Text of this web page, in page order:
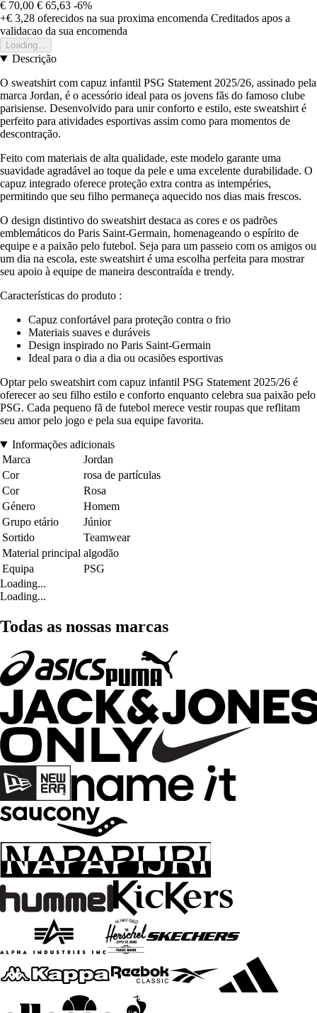
€ 70,00 € 65,63 -6%
+€ 3,28 oferecidos na sua proxima encomenda Creditados apos a
validacao da sua encomenda
Loading...
Descrição
O sweatshirt com capuz infantil PSG Statement 2025/26, assinado pela
marca Jordan, é o acessório ideal para os jovens fãs do famoso clube
parisiense. Desenvolvido para unir conforto e estilo, este sweatshirt é
perfeito para atividades esportivas assim como para momentos de
descontração.
Feito com materiais de alta qualidade, este modelo garante uma
suavidade agradável ao toque da pele e uma excelente durabilidade. O
capuz integrado oferece proteção extra contra as intempéries,
permitindo que seu filho permaneça aquecido nos dias mais frescos.
O design distintivo do sweatshirt destaca as cores e os padrões
emblemáticos do Paris Saint-Germain, homenageando o espírito de
equipe e a paixão pelo futebol. Seja para um passeio com os amigos ou
um dia na escola, este sweatshirt é uma escolha perfeita para mostrar
seu apoio à equipe de maneira descontraída e trendy.
Características do produto :
Capuz confortável para proteção contra o frio
Materiais suaves e duráveis
Design inspirado no Paris Saint-Germain
Ideal para o dia a dia ou ocasiões esportivas
Optar pelo sweatshirt com capuz infantil PSG Statement 2025/26 é
oferecer ao seu filho estilo e conforto enquanto celebra sua paixão pelo
PSG. Cada pequeno fã de futebol merece vestir roupas que reflitam
seu amor pelo jogo e pela sua equipe favorita.
Informações adicionais
Marca
Jordan
Cor
rosa de partículas
Cor
Rosa
Género
Homem
Grupo etário
Júnior
Sortido
Teamwear
Material principal algodão
Equipa
PSG
Loading...
Loading...
Todas as nossas marcas